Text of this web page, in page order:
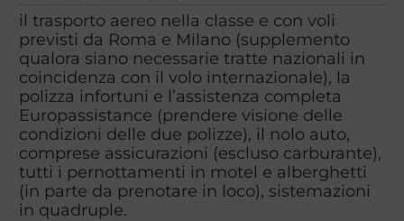
il trasporto aereo nella classe e con voli
previsti da Roma e Milano (supplemento
qualora siano necessarie tratte nazionali in
coincidenza con il volo internazionale), la
polizza infortuni e l’assistenza completa
Europassistance (prendere visione delle
condizioni delle due polizze), il nolo auto,
comprese assicurazioni (escluso carburante),
tutti i pernottamenti in motel e alberghetti
(in parte da prenotare in loco), sistemazioni
in quadruple.